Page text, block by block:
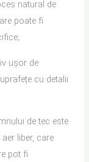
natural de
poate fi
ușor de
cu detalii
de tec este
liber, care
pot fi